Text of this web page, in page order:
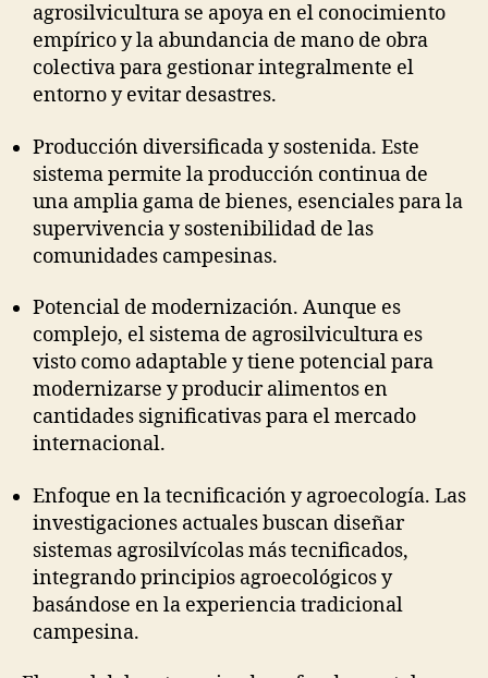
agrosilvicultura se apoya en el conocimiento
empírico y la abundancia de mano de obra
colectiva para gestionar integralmente el
entorno y evitar desastres.
Producción diversificada y sostenida. Este
sistema permite la producción continua de
una amplia gama de bienes, esenciales para la
supervivencia y sostenibilidad de las
comunidades campesinas.
Potencial de modernización. Aunque es
complejo, el sistema de agrosilvicultura es
visto como adaptable y tiene potencial para
modernizarse y producir alimentos en
cantidades significativas para el mercado
internacional.
Enfoque en la tecnificación y agroecología. Las
investigaciones actuales buscan diseñar
sistemas agrosilvícolas más tecnificados,
integrando principios agroecológicos y
basándose en la experiencia tradicional
campesina.